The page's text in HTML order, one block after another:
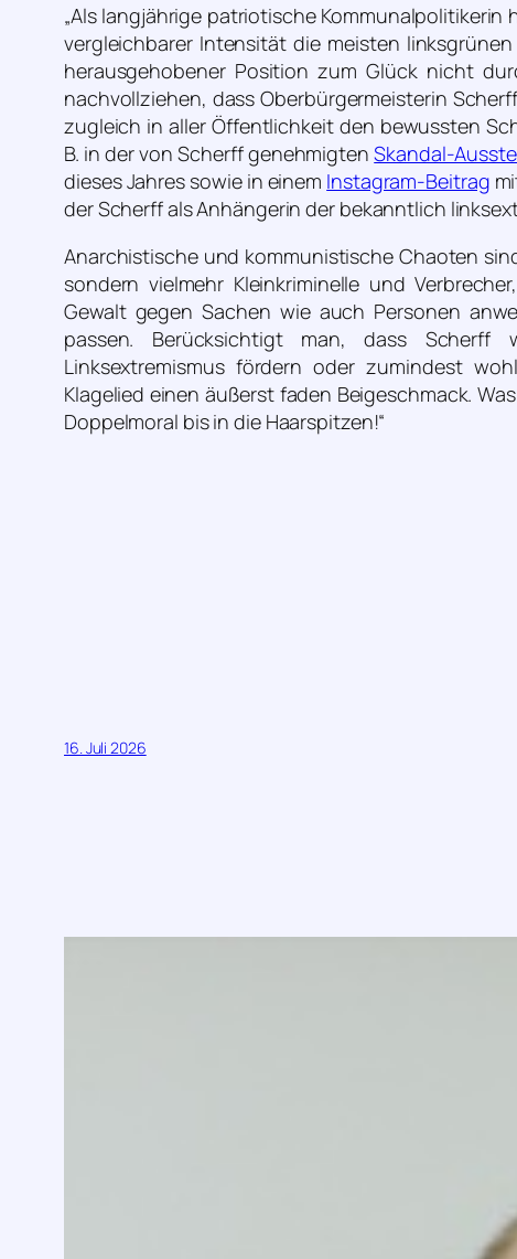
„Als langjährige patriotische
vergleichbarer Intensität die meisten
herausgehobener Position zum Glück nicht
nachvollziehen, dass Oberbürgermeisterin
zugleich in aller Öffentlichkeit den bewussten
B. in der von Scherff genehmigtenSkandal-
dieses Jahres sowie in einem Instagram-Beitrag
der Scherff als Anhängerin der bekanntlich
Anarchistische und kommunistische Chaoten
sondern vielmehr Kleinkriminelle und
Gewalt gegen Sachen wie auch Personen
passen. Berücksichtigt man, dass Scherff
Linksextremismus fördern oder zumindest
Klagelied einen äußerst faden Beigeschmack.
Doppelmoral bis in die Haarspitzen!“
16. Juli 2026